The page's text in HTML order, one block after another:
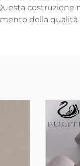
costruzione
della